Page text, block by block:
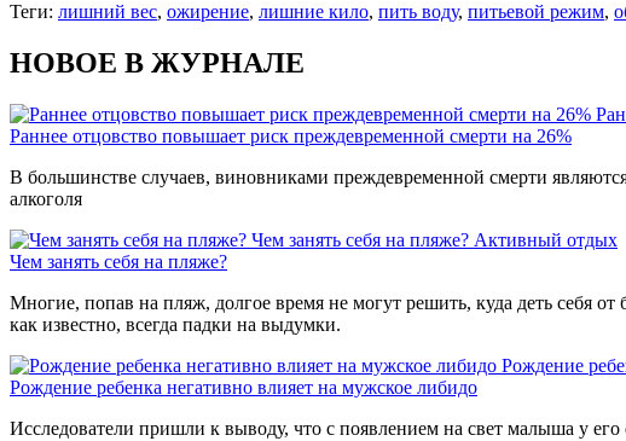
Теги: лишний вес, ожирение, лишние кило, пить воду, питьевой режим,
НОВОЕ В ЖУРНАЛЕ
Раннее отцовство повышает риск преждевременной смерти на 26%
В большинстве случаев, виновниками преждевременной смерти
алкоголя
Чем занять себя на пляже? Активный отдых
Чем занять себя на пляже?
Многие, попав на пляж, долгое время не могут решить, куда деть себя
как известно, всегда падки на выдумки.
Рождение
Рождение ребенка негативно влияет на мужское либидо
Исследователи пришли к выводу, что с появлением на свет малыша у его